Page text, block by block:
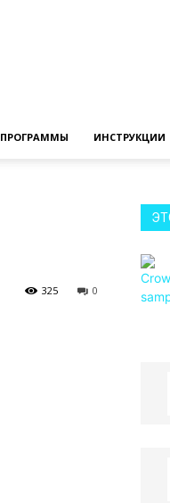
ПРОГРАММЫ ИНСТРУКЦИИ
0
325